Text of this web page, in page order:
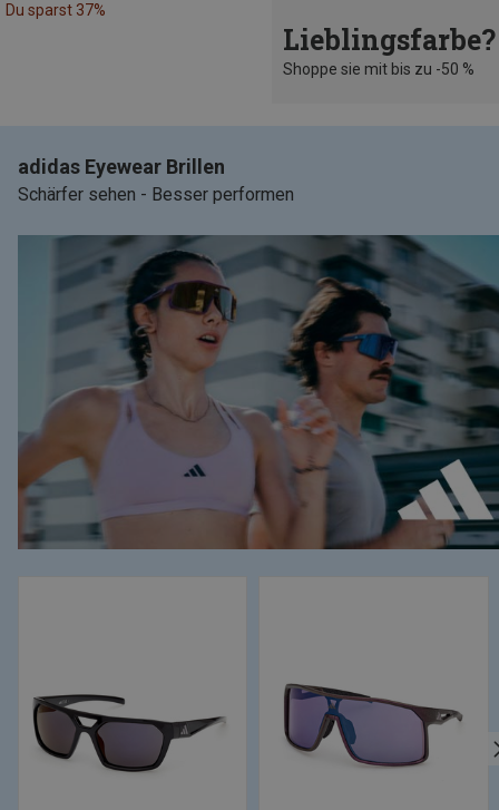
Du sparst 37%
Lieblingsfarbe?
Shoppe sie mit bis zu -50 %
adidas Eyewear Brillen
Schärfer sehen - Besser performen